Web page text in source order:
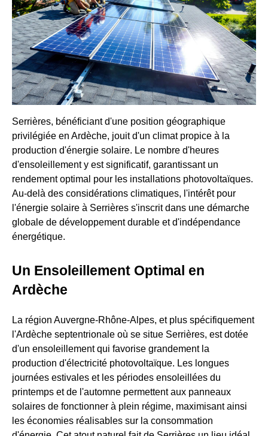
Serrières, bénéficiant d'une position géographique
privilégiée en Ardèche, jouit d'un climat propice à la
production d'énergie solaire. Le nombre d'heures
d'ensoleillement y est significatif, garantissant un
rendement optimal pour les installations photovoltaïques.
Au-delà des considérations climatiques, l'intérêt pour
l'énergie solaire à Serrières s'inscrit dans une démarche
globale de développement durable et d'indépendance
énergétique.
Un Ensoleillement Optimal en
Ardèche
La région Auvergne-Rhône-Alpes, et plus spécifiquement
l'Ardèche septentrionale où se situe Serrières, est dotée
d'un ensoleillement qui favorise grandement la
production d'électricité photovoltaïque. Les longues
journées estivales et les périodes ensoleillées du
printemps et de l'automne permettent aux panneaux
solaires de fonctionner à plein régime, maximisant ainsi
les économies réalisables sur la consommation